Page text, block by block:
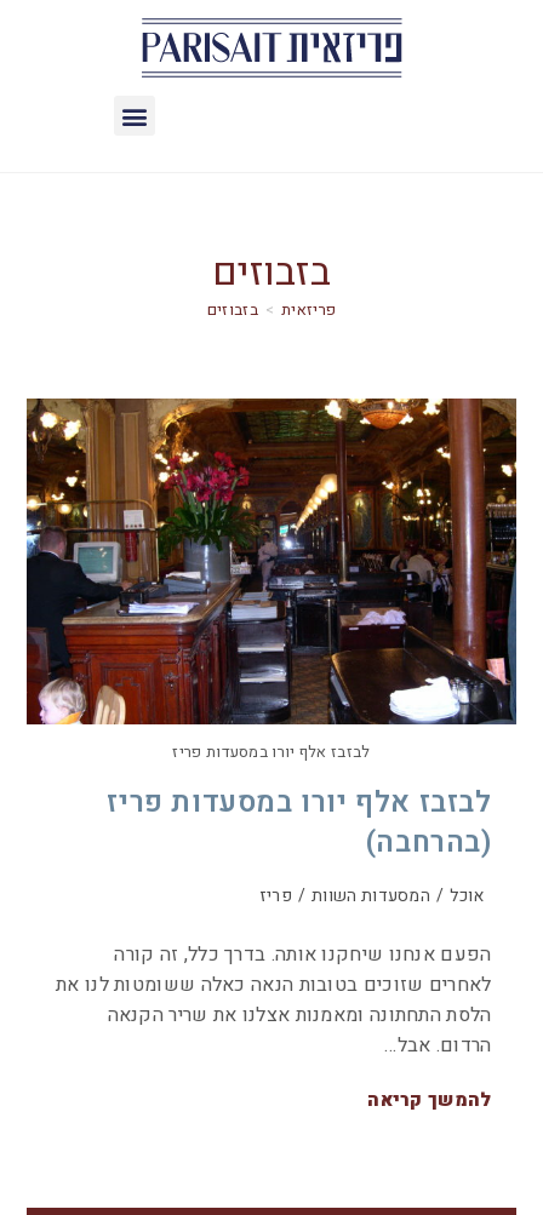
בזבוזים
> בזבוזים
לבזבז אלף יורו במסעדות פריז
לבזבז אלף יורו במסעדות פריז
(בהרחבה)
אוכל / המסעדות השוות / פריז
הפעם אנחנו שיחקנו אותה. בדרך כלל, זה קורה
לאחרים שזוכים בטובות הנאה כאלה ששומטות לנו את
הלסת התחתונה ומאמנות אצלנו את שריר הקנאה
הרדום. אבל…
להמשך קריאה